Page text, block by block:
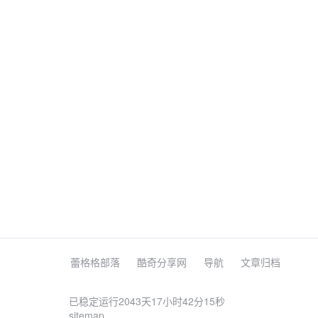
蕾格格部落 酷奇分享网 导航 文章归档
已稳定运行2043天17小时42分15秒
sitemap